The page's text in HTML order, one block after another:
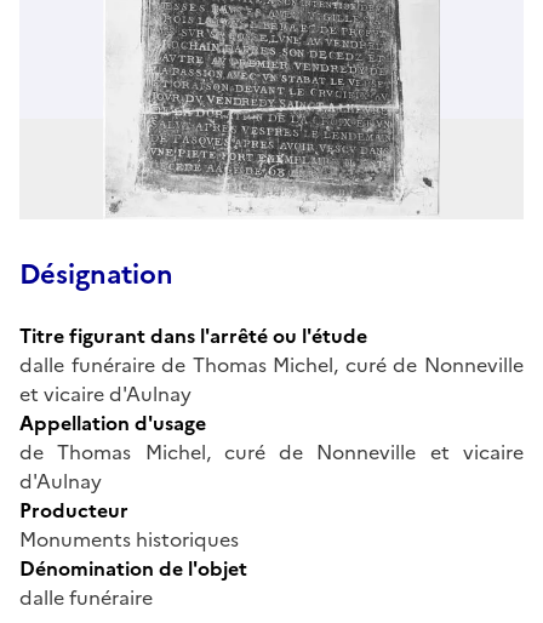
Désignation
Titre figurant dans l'arrêté ou l'étude
dalle funéraire de Thomas Michel, curé de Nonneville
et vicaire d'Aulnay
Appellation d'usage
de Thomas Michel, curé de Nonneville et vicaire
d'Aulnay
Producteur
Monuments historiques
Dénomination de l'objet
dalle funéraire